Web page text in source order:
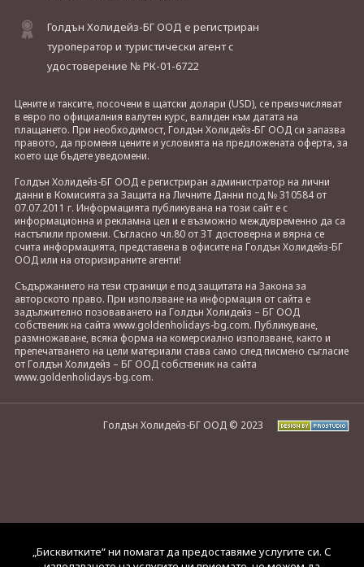
Голдън Холидейз-БГ ООД е регистриран
туроператор и туристически агент с
удостоверение № РК-01-6722
Цените и таксите, посочени в щатски долари (USD), се преизчисляват
в евро по официалния валутен курс, валиден към датата на
плащането. При необходимост, Голдън Холидейз-БГ ООД си запазва
правото, да променя цените и условията на предложената оферта, за
което ще бъдете уведомени.
Голдън Холидейз-БГ ООД е регистриран администратор на лични
данни в Комисията за Защита на Личните Данни под № 310584 от
07.07.2011 г. Информацията публикувана на този сайт е с
информационна и рекламна цел и е възможно междувременно да са
настъпили промени. Съгласно чл.80 от ЗТ достоверна и вярна се
счита информацията, представена в офисите на Голдън Холидейз-БГ
ООД или на оторизираните агенти!
Съдържанието на тези страници е под защитата на Закона за
авторското право. При използване на информация от сайта е
задължително позоваването на Голдън Холидейз – БГ ООД
собственик на сайта www.goldenholidays-bg.com. Публикуване,
размножаване, всяка форма на комерсиално използване, както и
препечатването на цели материали става само след писмено съгласие
от Голдън Холидейз – БГ ООД собственик на сайта
www.goldenholidays-bg.com.
Голдън Холидейз-БГ ООД © 2023
„Бисквитките“ ни помагат да предоставяме услугите си. С